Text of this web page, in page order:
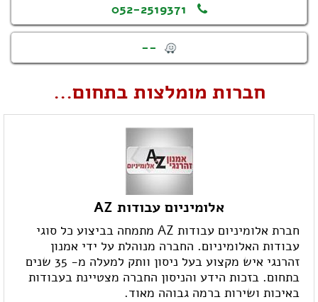
052-2519371
--
חברות מומלצות בתחום...
אלומיניום עבודות AZ
חברת אלומיניום עבודות AZ מתמחה בביצוע כל סוגי
עבודות האלומיניום. החברה מנוהלת על ידי אמנון
זהרנגי איש מקצוע בעל ניסון וותק למעלה מ- 35 שנים
בתחום. בזכות הידע והניסון החברה מצטיינת בעבודות
באיכות ושירות ברמה גבוהה מאוד.